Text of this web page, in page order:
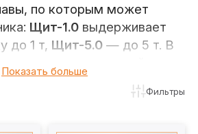
по которым может
Щит-1.0выдерживает
до 1 т, Щит-5.0— до 5 т. В
и снимается
кран-балкой — решение для
Показать больше
Фильтры